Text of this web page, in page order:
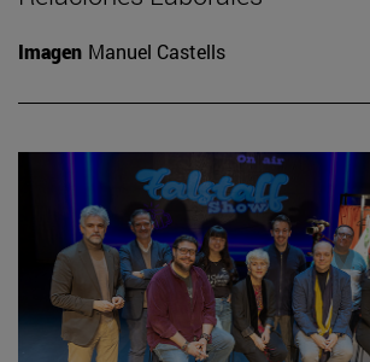
Imagen Manuel Castells